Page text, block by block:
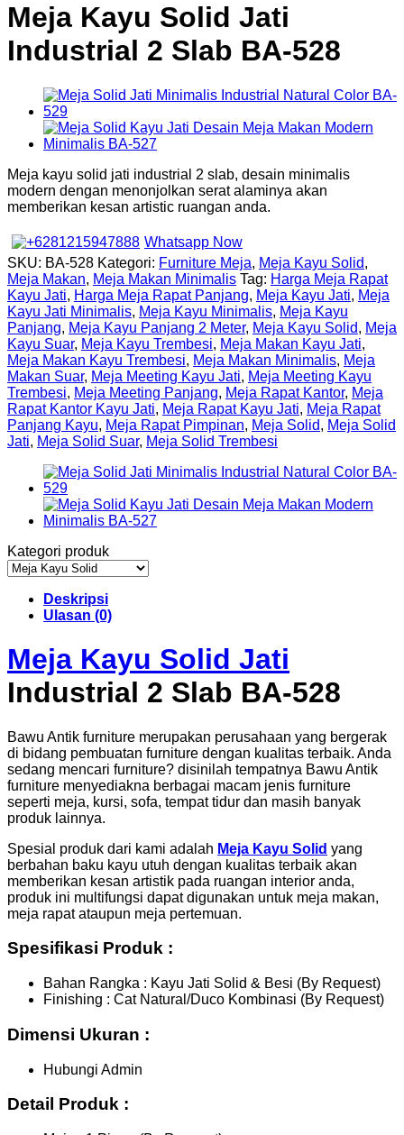
Meja Kayu Solid Jati
Industrial 2 Slab BA-528
Meja kayu solid jati industrial 2 slab, desain minimalis
modern dengan menonjolkan serat alaminya akan
memberikan kesan artistic ruangan anda.
Whatsapp Now
SKU: BA-528 Kategori: Furniture Meja, Meja Kayu Solid,
Meja Makan, Meja Makan Minimalis Tag: Harga Meja Rapat
Kayu Jati, Harga Meja Rapat Panjang, Meja Kayu Jati, Meja
Kayu Jati Minimalis, Meja Kayu Minimalis, Meja Kayu
Panjang, Meja Kayu Panjang 2 Meter, Meja Kayu Solid, Meja
Kayu Suar, Meja Kayu Trembesi, Meja Makan Kayu Jati,
Meja Makan Kayu Trembesi, Meja Makan Minimalis, Meja
Makan Suar, Meja Meeting Kayu Jati, Meja Meeting Kayu
Trembesi, Meja Meeting Panjang, Meja Rapat Kantor, Meja
Rapat Kantor Kayu Jati, Meja Rapat Kayu Jati, Meja Rapat
Panjang Kayu, Meja Rapat Pimpinan, Meja Solid, Meja Solid
Jati, Meja Solid Suar, Meja Solid Trembesi
Kategori produk
Deskripsi
Ulasan (0)
Meja Kayu Solid Jati
Industrial 2 Slab BA-528
Bawu Antik furniture merupakan perusahaan yang bergerak
di bidang pembuatan furniture dengan kualitas terbaik. Anda
sedang mencari furniture? disinilah tempatnya Bawu Antik
furniture menyediakna berbagai macam jenis furniture
seperti meja, kursi, sofa, tempat tidur dan masih banyak
produk lainnya.
Spesial produk dari kami adalah Meja Kayu Solid yang
berbahan baku kayu utuh dengan kualitas terbaik akan
memberikan kesan artistik pada ruangan interior anda,
produk ini multifungsi dapat digunakan untuk meja makan,
meja rapat ataupun meja pertemuan.
Spesifikasi Produk :
Bahan Rangka : Kayu Jati Solid & Besi (By Request)
Finishing : Cat Natural/Duco Kombinasi (By Request)
Dimensi Ukuran :
Hubungi Admin
Detail Produk :